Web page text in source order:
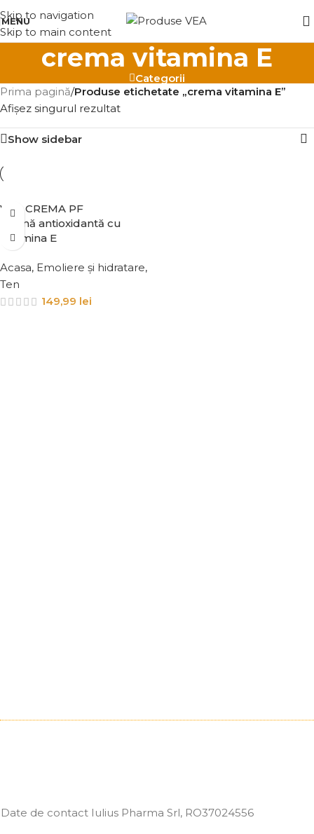
Skip to navigation
Skip to main content
MENU
crema vitamina E
Categorii
Prima pagină/Produse etichetate „crema vitamina E”
Afișez singurul rezultat
Show sidebar
VEA CREMA PF
cremă antioxidantă cu
Vitamina E
Acasa, Emoliere și hidratare,
Ten
149,99 lei
Date de contact Iulius Pharma Srl, RO37024556